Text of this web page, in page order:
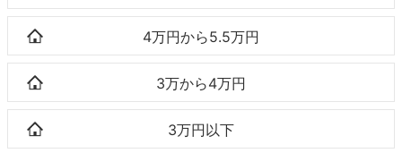
4万円から5.5万円
3万から4万円
3万円以下